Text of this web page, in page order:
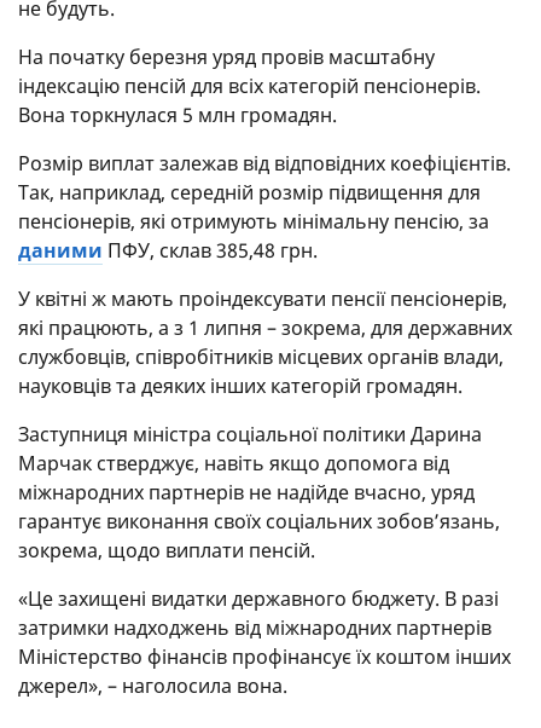
не будуть.
На початку березня уряд провів масштабну
індексацію пенсій для всіх категорій пенсіонерів.
Вона торкнулася 5 млн громадян.
Розмір виплат залежав від відповідних коефіцієнтів.
Так, наприклад, середній розмір підвищення для
пенсіонерів, які отримують мінімальну пенсію, за
даними ПФУ, склав 385,48 грн.
У квітні ж мають проіндексувати пенсії пенсіонерів,
які працюють, а з 1 липня – зокрема, для державних
службовців, співробітників місцевих органів влади,
науковців та деяких інших категорій громадян.
Заступниця міністра соціальної політики Дарина
Марчак стверджує, навіть якщо допомога від
міжнародних партнерів не надійде вчасно, уряд
гарантує виконання своїх соціальних зобов’язань,
зокрема, щодо виплати пенсій.
«Це захищені видатки державного бюджету. В разі
затримки надходжень від міжнародних партнерів
Міністерство фінансів профінансує їх коштом інших
джерел», – наголосила вона.